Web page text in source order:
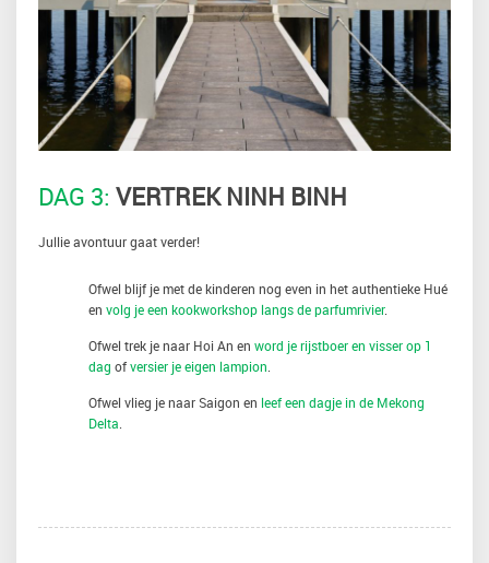
DAG 3: VERTREK NINH BINH
Jullie avontuur gaat verder!
Ofwel blijf je met de kinderen nog even in het authentieke Hué
en volg je een kookworkshop langs de parfumrivier.
Ofwel trek je naar Hoi An en word je rijstboer en visser op 1
dag ofversier je eigen lampion
Ofwel vlieg je naar Saigon en leef een dagje in de Mekong
Delta